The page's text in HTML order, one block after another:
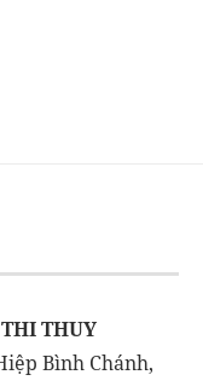
THUY
Bình Chánh,